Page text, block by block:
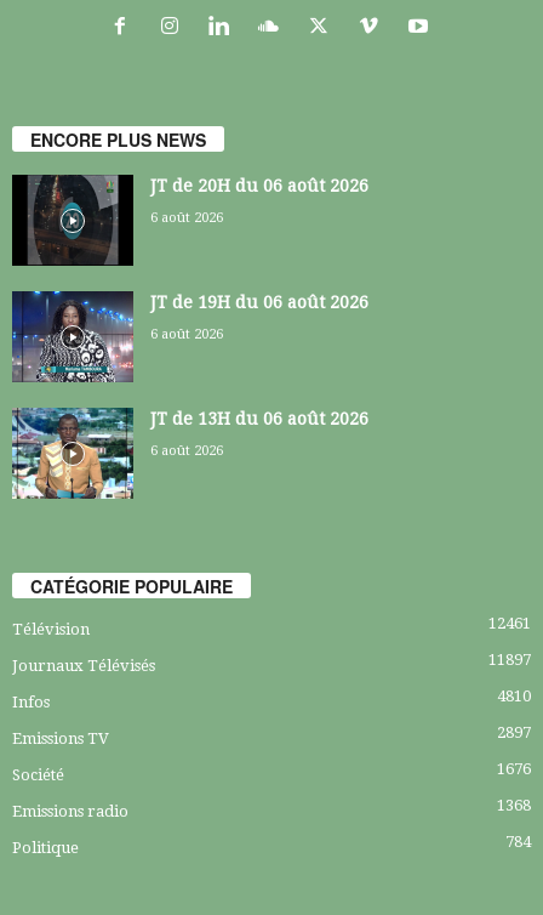
ENCORE PLUS NEWS
JT de 20H du 06 août 2026
6 août 2026
JT de 19H du 06 août 2026
6 août 2026
JT de 13H du 06 août 2026
6 août 2026
CATÉGORIE POPULAIRE
Télévision 12461
Journaux Télévisés 11897
Infos 4810
Emissions TV 2897
Société 1676
Emissions radio 1368
Politique 784